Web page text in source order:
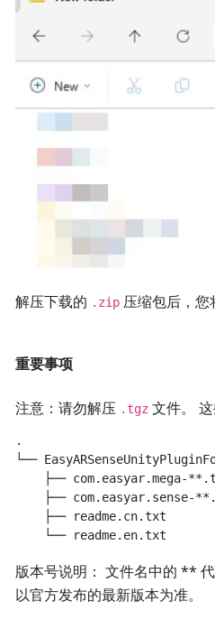
解压下载的 .zip压缩包后，您
重要事项
注意：请勿解压 .tgz 文件。
.
└──
├── com.easyar.mega-
├── com.easyar.sense-
├── readme.cn.txt
版本号说明： 文件名中的 **
以官方发布的最新版本为准。